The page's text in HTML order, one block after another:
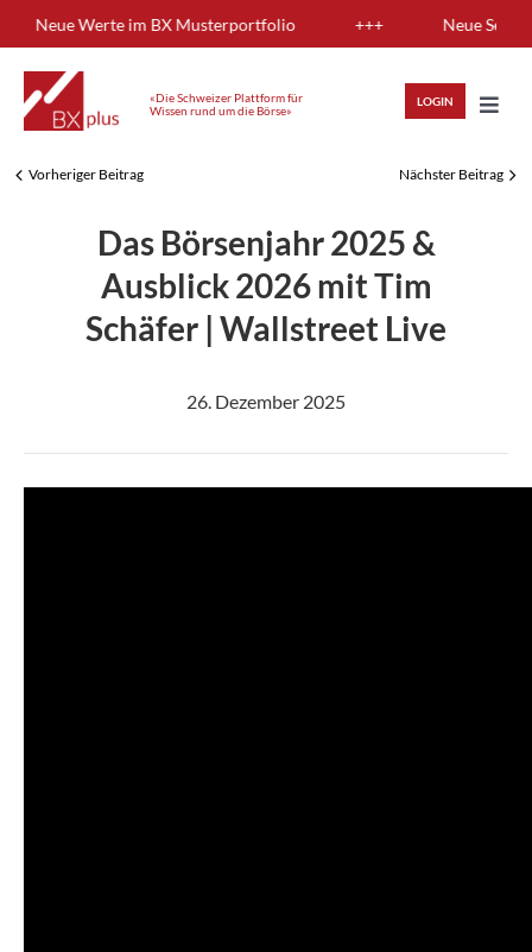
to
content
Neue Werte im BX Musterportfolio +++ Neue
«Die Schweizer Plattform für
Wissen rund um die Börse»
LOGIN
HIGHLIGHTS
ANALYSEN
Vorheriger Beitrag Nächster Beitrag
Das Börsenjahr 2025 &
Ausblick 2026 mit Tim
Schäfer | Wallstreet Live
26. Dezember 2025